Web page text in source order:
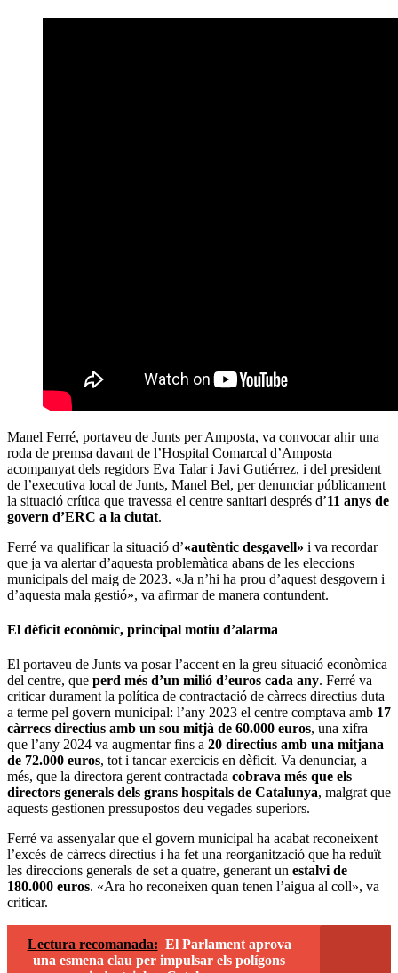
Manel Ferré, portaveu de Junts per Amposta, va convocar ahir una
roda de premsa davant de l’Hospital Comarcal d’Amposta
acompanyat dels regidors Eva Talar i Javi Gutiérrez, i del president
de l’executiva local de Junts, Manel Bel, per denunciar públicament
la situació crítica que travessa el centre sanitari després d’11 anys de
govern d’ERC a la ciutat.
Ferré va qualificar la situació d’«autèntic desgavell» i va recordar
que ja va alertar d’aquesta problemàtica abans de les eleccions
municipals del maig de 2023. «Ja n’hi ha prou d’aquest desgovern i
d’aquesta mala gestió», va afirmar de manera contundent.
El dèficit econòmic, principal motiu d’alarma
El portaveu de Junts va posar l’accent en la greu situació econòmica
del centre, que perd més d’un milió d’euros cada any. Ferré va
criticar durament la política de contractació de càrrecs directius duta
a terme pel govern municipal: l’any 2023 el centre comptava amb 17
càrrecs directius amb un sou mitjà de 60.000 euros, una xifra
que l’any 2024 va augmentar fins a 20 directius amb una mitjana
de 72.000 euros, tot i tancar exercicis en dèficit. Va denunciar, a
més, que la directora gerent contractada cobrava més que els
directors generals dels grans hospitals de Catalunya, malgrat que
aquests gestionen pressupostos deu vegades superiors.
Ferré va assenyalar que el govern municipal ha acabat reconeixent
l’excés de càrrecs directius i ha fet una reorganització que ha reduït
les direccions generals de set a quatre, generant un estalvi de
180.000 euros. «Ara ho reconeixen quan tenen l’aigua al coll», va
criticar.
Lectura recomanada: El Parlament aprova
una esmena clau per impulsar els polígons